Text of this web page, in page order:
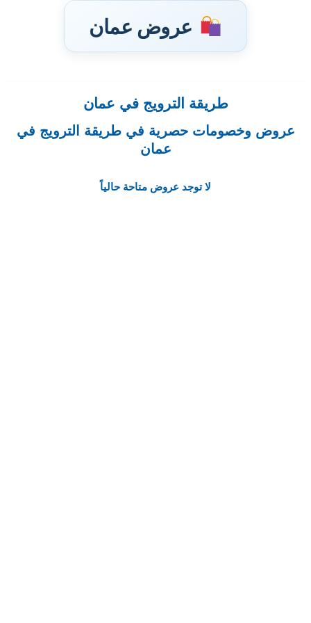
عروض عمان
إلى
طريقة الترويج في عمان
عروض وخصومات حصرية في طريقة الترويج في
عمان
لا توجد عروض متاحة حالياً